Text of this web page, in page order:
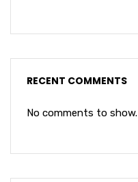
RECENT COMMENTS
No comments to show.